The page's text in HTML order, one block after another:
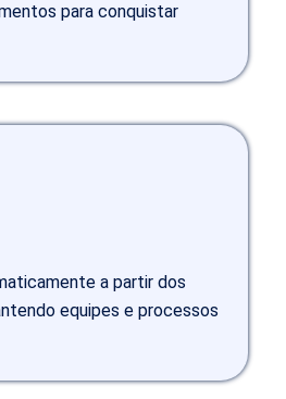
para conquistar
a partir dos
equipes e processos